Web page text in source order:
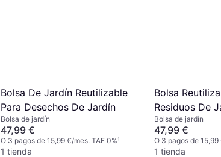
Bolsa De Jardín Reutilizable
Para Desechos De Jardín
Bolsa de jardín
47,99 €
O 3 pagos de 15,99 €/mes. TAE 0%¹
1 tienda
Bolsa
Residuos De
Bolsa de jardín
47,99 €
O 3 pagos de 15,99
1 tienda